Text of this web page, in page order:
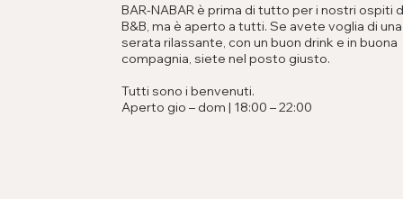
BAR-NABAR è prima di tutto per i nostri ospiti
B&B, ma è aperto a tutti. Se avete voglia di una
serata rilassante, con un buon drink e in buona
compagnia, siete nel posto giusto.
Tutti sono i benvenuti.
Aperto gio – dom | 18:00 – 22:00